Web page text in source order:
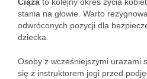
stania na głowie. Warto
odwróconych pozycji dla
dziecka.
Osoby z wcześniejszymi urazami
się z instruktorem jogi przed